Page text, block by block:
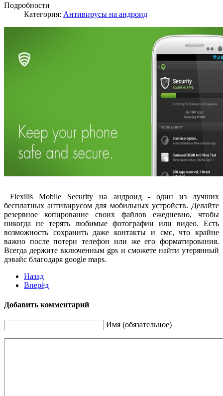
Подробности
Категория: Антивирусы на андроид
Flexilis Mobile Security на андроид - один из лучших
бесплатных антивирусом для мобильных устройств. Делайте
резервное копирование своих файлов ежедневно, чтобы
никогда не терять любимые фотографии или видео. Есть
возможность сохранить даже контакты и смс, что крайне
важно после потери телефон или же его форматирования.
Всегда держите включенным gps и сможете найти утерянный
дэвайс благодаря google maps.
Назад
Вперёд
Добавить комментарий
Имя (обязательное)